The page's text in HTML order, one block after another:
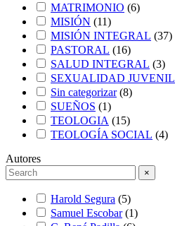
MATRIMONIO (6)
MISIÓN (11)
MISIÓN INTEGRAL (37)
PASTORAL (16)
SALUD INTEGRAL (3)
SEXUALIDAD JUVENIL
Sin categorizar (8)
SUEÑOS (1)
TEOLOGIA (15)
TEOLOGÍA SOCIAL (4)
Autores
×
Harold Segura (5)
Samuel Escobar (1)